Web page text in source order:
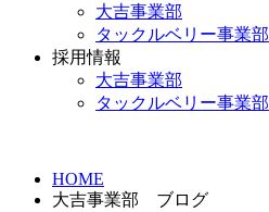
大吉事業部
タックルベリー事業部
採用情報
大吉事業部
タックルベリー事業部
HOME
大吉事業部 ブログ